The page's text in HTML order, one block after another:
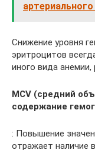
Снижение уровня
эритроцитов
иного вида анемии,
MCV (средний
содержание
: Повышение
отражает наличие